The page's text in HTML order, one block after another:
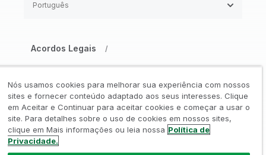
Acordos Legais /
Marcas Registradas / Confiança /
Termos de Uso /
Não compartilhe minhas informações
Português
Nós usamos cookies para melhorar sua experiência com nossos
sites e fornecer conteúdo adaptado aos seus interesses. Clique
em Aceitar e Continuar para aceitar cookies e começar a usar o
site. Para detalhes sobre o uso de cookies em nossos sites,
clique em Mais informações ou leia nossa Política de
Privacidade.